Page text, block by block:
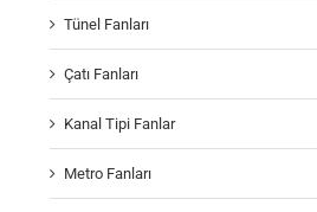
Tünel Fanları
Çatı Fanları
Kanal Tipi Fanlar
Metro Fanları